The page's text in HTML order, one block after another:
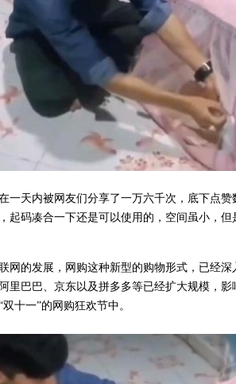
一天内被网友们分享了一万六千次，底下点赞
起码凑合一下还是可以使用的，空间虽小，
网的发展，网购这种新型的购物形式，已经
里巴巴、京东以及拼多多等已经扩大规模，
十一”的网购狂欢节中。